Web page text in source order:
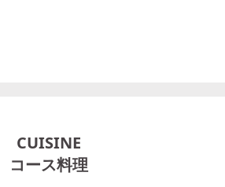
CUISINE
コース料理